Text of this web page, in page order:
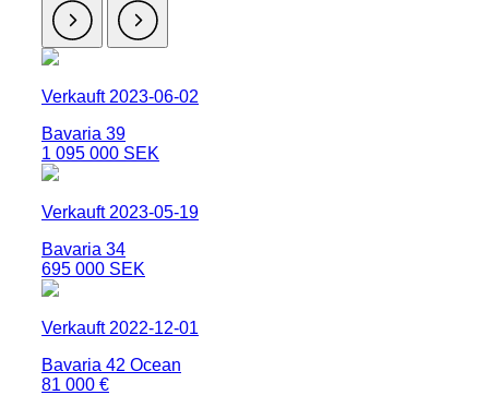
Verkauft 2023-06-02
Bavaria 39
1 095 000 SEK
Verkauft 2023-05-19
Bavaria 34
695 000 SEK
Verkauft 2022-12-01
Bavaria 42 Ocean
81 000 €